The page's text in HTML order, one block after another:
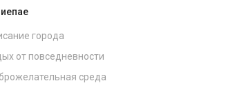
города
от повседневности
среда